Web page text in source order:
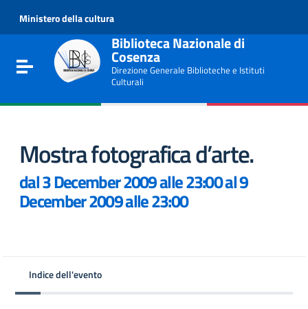
Go to the navigation menu
Go to the footer
Ministero della cultura
Toggle navigation
Biblioteca Nazionale di
Cosenza
Direzione Generale Biblioteche e Istituti
Culturali
Mostra fotografica d’arte.
dal 3 December 2009 alle 23:00 al 9
December 2009 alle 23:00
Indice dell'evento